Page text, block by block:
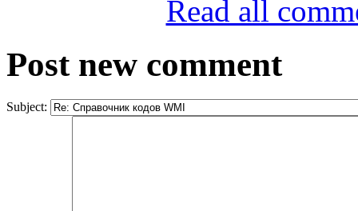
Read all
Post new comment
Subject: